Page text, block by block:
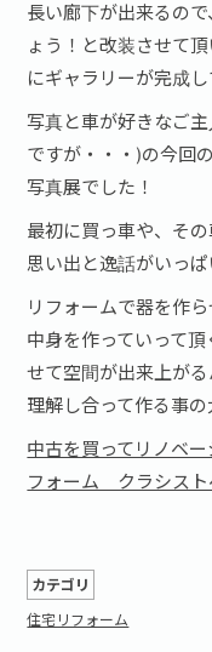
長い廊下が出来るの
ょう！と改装させて
にギャラリーが完成し
写真と車が好きなご
ですが・・・)の今回
写真展でした！
最初に買っ車や、そ
思い出と逸話がいっ
リフォームで器を作
中身を作っていって
せて空間が出来上が
理解し合って作る事の
中古を買ってリノベ
フォーム クラシスト
カテゴリ
住宅リフォーム